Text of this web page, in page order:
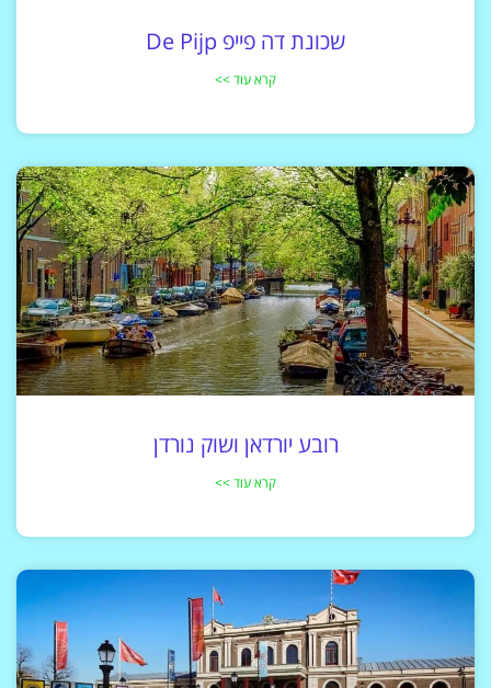
שכונת דה פייפ De Pijp
קרא עוד >>
רובע יורדאן ושוק נורדן
קרא עוד >>